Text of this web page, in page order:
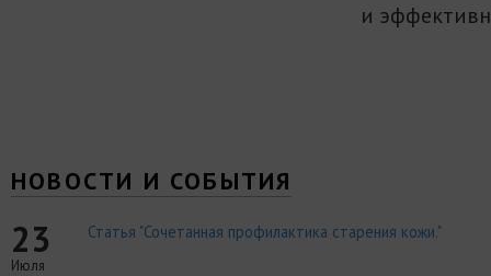
и
НОВОСТИ И СОБЫТИЯ
23
Июля
Статья "Сочетанная профилактика старения кожи."